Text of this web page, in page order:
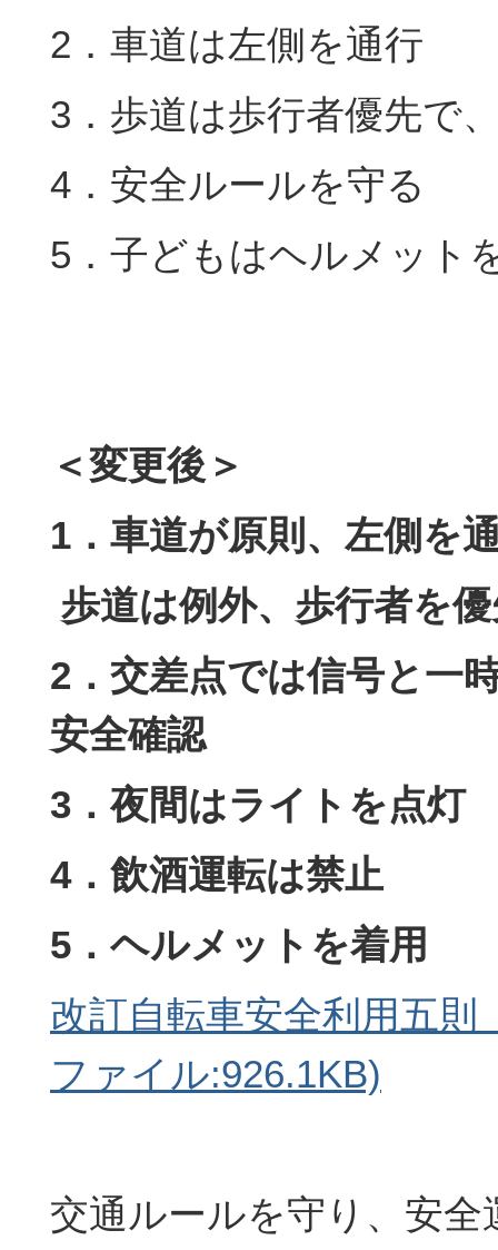
2．車道は左側を通行
3．歩道は歩行者優先で
4．安全ルールを守る
5．子どもはヘルメット
＜変更後＞
1．車道が原則、左側を
歩道は例外、歩行者を
2．交差点では信号と一
安全確認
3．夜間はライトを点灯
4．飲酒運転は禁止
5．ヘルメットを着用
改訂自転車安全利用五則
ファイル:926.1KB)
交通ルールを守り、安